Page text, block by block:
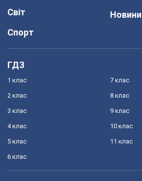
Світ
Спорт
Новини
ГДЗ
1 клас
2 клас
3 клас
4 клас
5 клас
6 клас
7 клас
8 клас
9 клас
10 клас
11 клас